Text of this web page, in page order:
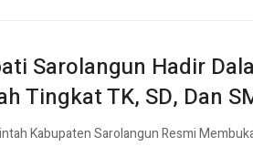
Sarolangun Hadir
Tingkat TK, SD, Dan
Kabupaten Sarolangun Resmi